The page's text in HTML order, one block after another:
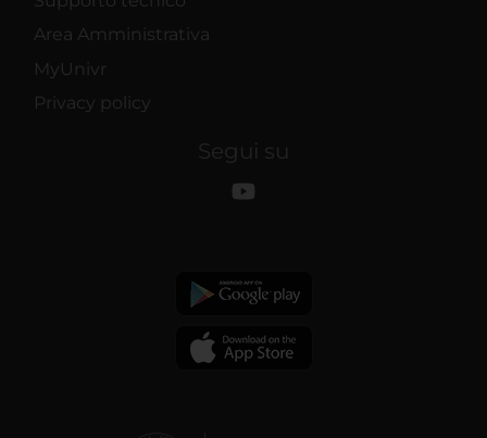
Area Amministrativa
MyUnivr
Privacy policy
Segui su